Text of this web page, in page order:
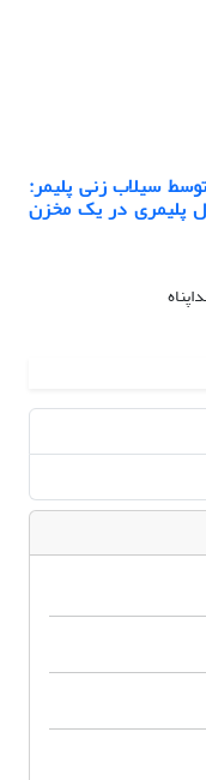
سیلاب زنی پلیمر:
پلیمری در یک مخزن